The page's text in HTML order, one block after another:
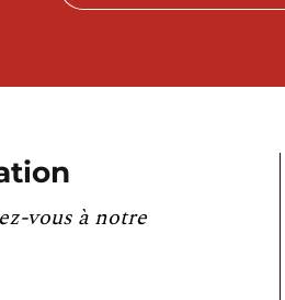
vous à notre